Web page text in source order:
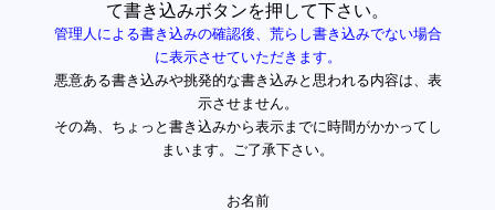
て書き込みボタンを押して下さい。
管理人による書き込みの確認後、荒らし書き込みでない場合
に表示させていただきます。
悪意ある書き込みや挑発的な書き込みと思われる内容は、表
示させません。
その為、ちょっと書き込みから表示までに時間がかかってし
まいます。ご了承下さい。
お名前